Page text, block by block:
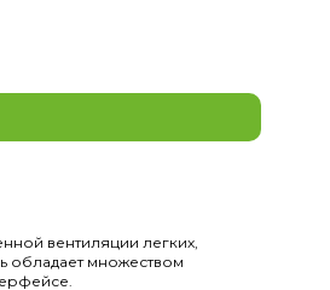
вентиляции легких,
обладает множеством